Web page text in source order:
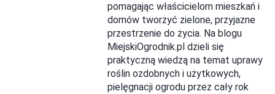
pomagając właścicielom mieszkań i
domów tworzyć zielone, przyjazne
przestrzenie do życia. Na blogu
MiejskiOgrodnik.pl dzieli się
praktyczną wiedzą na temat uprawy
roślin ozdobnych i użytkowych,
pielęgnacji ogrodu przez cały rok